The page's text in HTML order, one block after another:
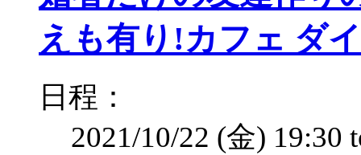
えも有り!カフェ ダ
日程：
2021/10/22 (金) 19:30